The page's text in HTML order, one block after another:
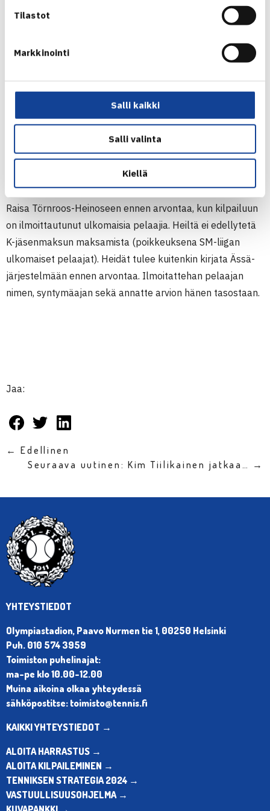
Tilastot
Markkinointi
Salli kaikki
Salli valinta
Kiellä
Pääsarjassa sijoitetaan kaikki suoraan
kolme (3) ottelua samana päivänä. Luokassa
voidaan pelata myös kolme (3) ottelua samana
päivänä, jos osa näistä otteluista on
Kilpailunjärjestäjän tulee olla yhteydessä kilpailupäällikkö
Raisa Törnroos-Heinoseen ennen arvontaa, kun kilpailuun
on ilmoittautunut ulkomaisia pelaajia. Heiltä ei edellytetä
K-jäsenmaksun maksamista (poikkeuksena SM-liigan
ulkomaiset pelaajat). Heidät tulee kuitenkin kirjata Ässä-
järjestelmään ennen arvontaa. Ilmoitattehan pelaajan
nimen, syntymäajan sekä annatte arvion hänen tasostaan.
Jaa:
← Edellinen
Seuraava uutinen: Kim Tiilikainen jatkaa… →
YHTEYSTIEDOT
Olympiastadion, Paavo Nurmen tie 1, 00250 Helsinki
Puh. 010 574 3959
Toimiston puhelinajat:
ma-pe klo 10.00-12.00
Muina aikoina olkaa yhteydessä
sähköpostitse: toimisto@tennis.fi
KAIKKI YHTEYSTIEDOT →
ALOITA HARRASTUS →
ALOITA KILPAILEMINEN →
TENNIKSEN STRATEGIA 2024 →
VASTUULLISUUSOHJELMA →